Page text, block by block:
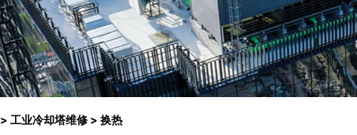
> 工业冷却塔维修 > 换热